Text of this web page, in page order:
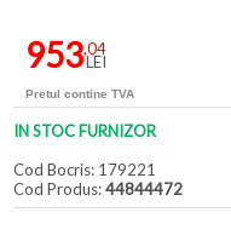
953,04
LEI
Pretul contine TVA
IN STOC FURNIZOR
Cod Bocris: 179221
Cod Produs:44844472